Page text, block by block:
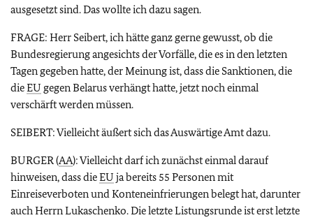
ausgesetzt sind. Das wollte ich dazu sagen.
FRAGE: Herr Seibert, ich hätte ganz gerne gewusst, ob die
Bundesregierung angesichts der Vorfälle, die es in den letzten
Tagen gegeben hatte, der Meinung ist, dass die Sanktionen, die
dieEU gegen Belarus verhängt hatte, jetzt noch einmal
verschärft werden müssen.
SEIBERT: Vielleicht äußert sich das Auswärtige Amt dazu.
BURGER (AA): Vielleicht darf ich zunächst einmal darauf
hinweisen, dass dieEU ja bereits 55 Personen mit
Einreiseverboten und Konteneinfrierungen belegt hat, darunter
auch Herrn Lukaschenko. Die letzte Listungsrunde ist erst letzte